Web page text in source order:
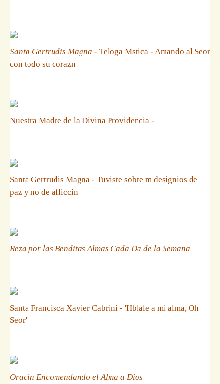
Santa Gertrudis Magna - Teloga Mstica - Amando al Seor
con todo su corazn
Nuestra Madre de la Divina Providencia -
Santa Gertrudis Magna - Tuviste sobre m designios de
paz y no de afliccin
Reza por las Benditas Almas Cada Da de la Semana
Santa Francisca Xavier Cabrini - 'Hblale a mi alma, Oh
Seor'
Oracin Encomendando el Alma a Dios